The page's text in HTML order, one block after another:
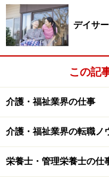
そこで居宅サービス
明確な役割が課せら
※記事内容は執筆時点の
デイサ
この記
介護・福祉業界の仕事
介護・福祉業界の転職ノ
栄養士・管理栄養士の仕